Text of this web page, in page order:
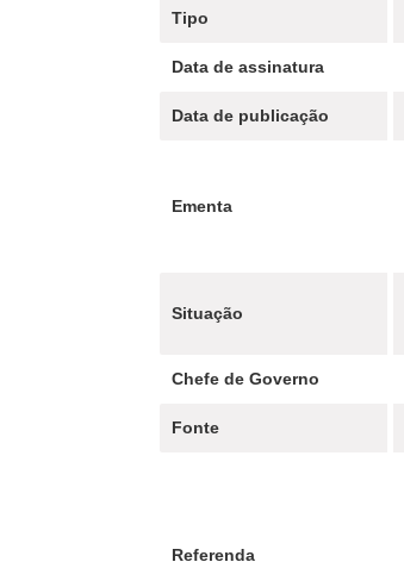
Tipo
Data de assinatura
Data de publicação
Ementa
Situação
Chefe de Governo
Fonte
Referenda